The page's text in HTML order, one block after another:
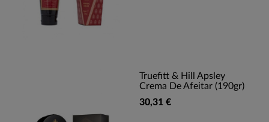
Truefitt & Hill Apsley
Crema De Afeitar (190gr)
30,31 €